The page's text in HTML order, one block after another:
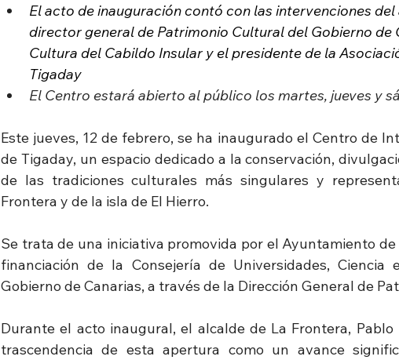
El acto de inauguración contó con las intervenciones
director general de Patrimonio Cultural del Gobierno de
Cultura del Cabildo Insular y el presidente de la
Tigaday
El Centro estará abierto al público los martes, jueves y
Este jueves, 12 de febrero, se ha inaugurado el Centro de
de Tigaday, un espacio dedicado a la conservación,
de las tradiciones culturales más singulares y
Frontera y de la isla de El Hierro.
Se trata de una iniciativa promovida por el Ayuntamiento
financiación de la Consejería de Universidades,
Gobierno de Canarias, a través de la Dirección General de
Durante el acto inaugural, el alcalde de La Frontera, Pablo
trascendencia de esta apertura como un avance